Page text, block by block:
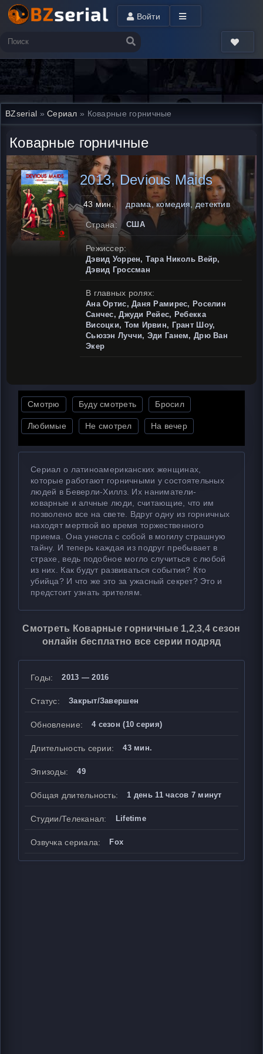
Войти
BZserial »Сериал » Коварные горничные
Коварные горничные
2013, Devious Maids
43 мин. драма, комедия, детектив
Страна: США
Режиссер:
Дэвид Уоррен, Тара Николь Вейр,
Дэвид Гроссман
В главных ролях:
Ана Ортис, Даня Рамирес, Роселин
Санчес, Джуди Рейес, Ребекка
Висоцки, Том Ирвин, Грант Шоу,
Сьюзэн Луччи, Эди Ганем, Дрю Ван
Экер
Смотрю Буду смотреть Бросил
Любимые Не смотрел На вечер
Сериал о латиноамериканских женщинах,
которые работают горничными у состоятельных
людей в Беверли-Хиллз. Их наниматели-
коварные и алчные люди, считающие, что им
позволено все на свете. Вдруг одну из горничных
находят мертвой во время торжественного
приема. Она унесла с собой в могилу страшную
тайну. И теперь каждая из подруг пребывает в
страхе, ведь подобное могло случиться с любой
из них. Как будут развиваться события? Кто
убийца? И что же это за ужасный секрет? Это и
предстоит узнать зрителям.
Смотреть Коварные горничные 1,2,3,4 сезон
онлайн бесплатно все серии подряд
Годы: 2013 — 2016
Статус: Закрыт/Завершен
Обновление: 4 сезон (10 серия)
Длительность серии: 43 мин.
Эпизоды: 49
Общая длительность: 1 день 11 часов 7 минут
Студии/Телеканал: Lifetime
Озвучка сериала: Fox